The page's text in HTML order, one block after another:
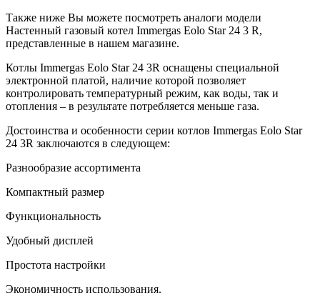
Также ниже Вы можете посмотреть аналоги модели
Настенный газовый котел Immergas Eolo Star 24 3 R,
представленные в нашем магазине.
Котлы Immergas Eolo Star 24 3R оснащены специальной
электронной платой, наличие которой позволяет
контролировать температурный режим, как воды, так и
отопления – в результате потребляется меньше газа.
Достоинства и особенности серии котлов Immergas Eolo Star
24 3R заключаются в следующем:
Разнообразие ассортимента
Компактный размер
Функциональность
Удобный дисплей
Простота настройки
Экономичность использования.